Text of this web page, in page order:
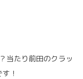
当たり前田のクラッ
！